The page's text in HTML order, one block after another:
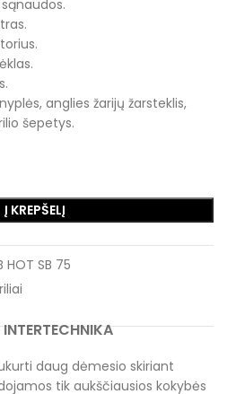
anglies žarijų žarsteklis,
šepetys.
Į KREPŠELĮ
HOT SB 75
INTERTECHNIKA
daug dėmesio skiriant
tik aukščiausios kokybės